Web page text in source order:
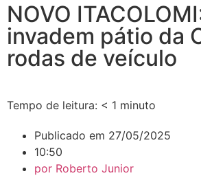
NOVO
invadem pátio da
rodas de veículo
Tempo de leitura: < 1 minuto
Publicado em 27/05/2025
10:50
por Roberto Junior